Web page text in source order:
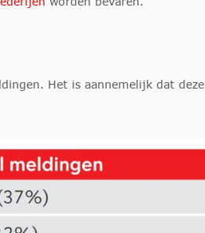
Het is aannemelijk dat deze